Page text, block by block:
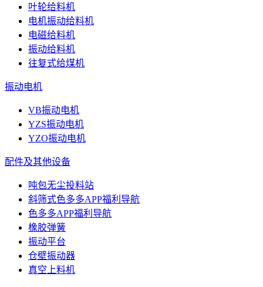
叶轮给料机
电机振动给料机
电磁给料机
振动给料机
往复式给煤机
振动电机
VB振动电机
YZS振动电机
YZO振动电机
配件及其他设备
吨包无尘投料站
斜筛式色多多APP福利导航
色多多APP福利导航
橡胶弹簧
振动平台
仓壁振动器
真空上料机